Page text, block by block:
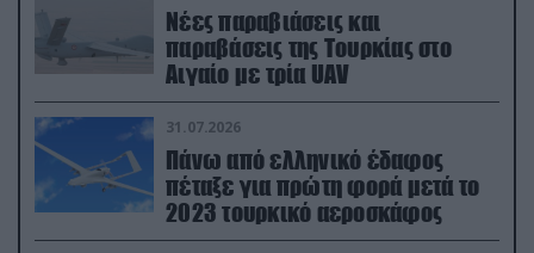
Νέες παραβιάσεις και
παραβάσεις της Τουρκίας στο
Αιγαίο με τρία UAV
31.07.2026
Πάνω από ελληνικό έδαφος
πέταξε για πρώτη φορά μετά το
2023 τουρκικό αεροσκάφος